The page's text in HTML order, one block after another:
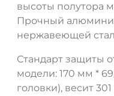
высоты полутора
Прочный
нержавеющей
Стандарт защиты
модели: 170 мм *
головки), весит